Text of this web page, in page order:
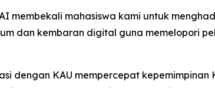
membekali mahasiswa kami untuk
dan kembaran digital guna memelopori
dengan KAU mempercepat kepemimpinan